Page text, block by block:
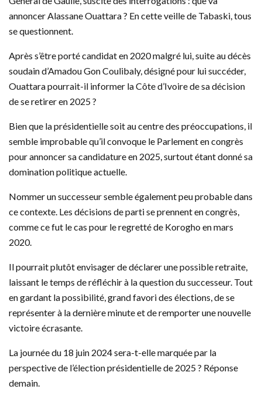
annoncer Alassane Ouattara ? En cette veille de Tabaski, tous
se questionnent.
Après s’être porté candidat en 2020 malgré lui, suite au décès
soudain d’Amadou Gon Coulibaly, désigné pour lui succéder,
Ouattara pourrait-il informer la Côte d’Ivoire de sa décision
de se retirer en 2025 ?
Bien que la présidentielle soit au centre des préoccupations, il
semble improbable qu’il convoque le Parlement en congrès
pour annoncer sa candidature en 2025, surtout étant donné sa
domination politique actuelle.
Nommer un successeur semble également peu probable dans
ce contexte. Les décisions de parti se prennent en congrès,
comme ce fut le cas pour le regretté de Korogho en mars
2020.
Il pourrait plutôt envisager de déclarer une possible retraite,
laissant le temps de réfléchir à la question du successeur. Tout
en gardant la possibilité, grand favori des élections, de se
représenter à la dernière minute et de remporter une nouvelle
victoire écrasante.
La journée du 18 juin 2024 sera-t-elle marquée par la
perspective de l’élection présidentielle de 2025 ? Réponse
demain.